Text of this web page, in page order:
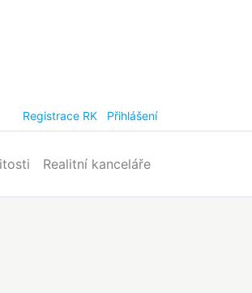
Registrace RK Přihlášení
Realitní kanceláře